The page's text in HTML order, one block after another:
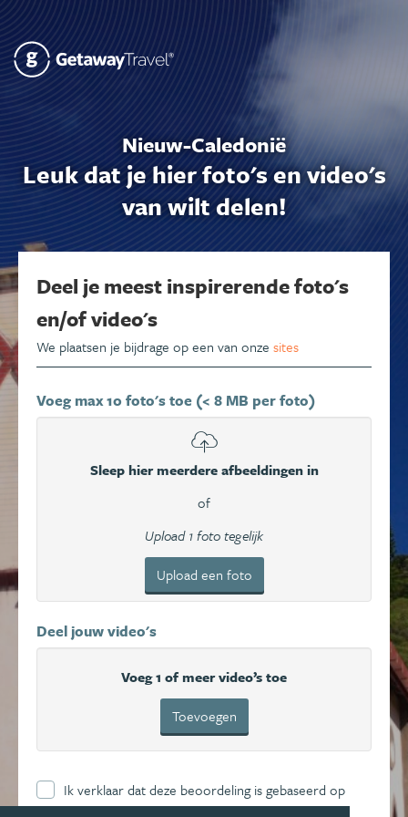
Nieuw-Caledonië
Leuk dat je hier foto's en video's
van wilt delen!
Deel je meest inspirerende foto's
en/of video's
We plaatsen je bijdrage op een van onze sites
Voeg max 10 foto's toe (< 8 MB per foto)
Sleep hier meerdere afbeeldingen in
of
Upload 1 foto tegelijk
Upload een foto
Deel jouw video's
Voeg 1 of meer video’s toe
Toevoegen
Ik verklaar dat deze beoordeling is gebaseerd op
mijn eigen ervaring en ga hierbij akkoord met de